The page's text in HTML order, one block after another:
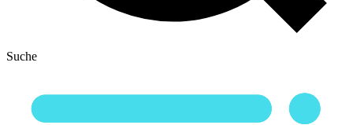
Suche